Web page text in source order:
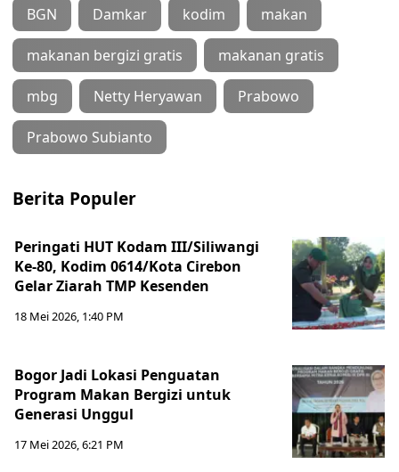
BGN Damkar kodim makan
makanan bergizi gratis makanan gratis
mbg Netty Heryawan Prabowo
Prabowo Subianto
Berita Populer
Peringati HUT Kodam III/Siliwangi
Ke-80, Kodim 0614/Kota Cirebon
Gelar Ziarah TMP Kesenden
18 Mei 2026, 1:40 PM
Bogor Jadi Lokasi Penguatan
Program Makan Bergizi untuk
Generasi Unggul
17 Mei 2026, 6:21 PM